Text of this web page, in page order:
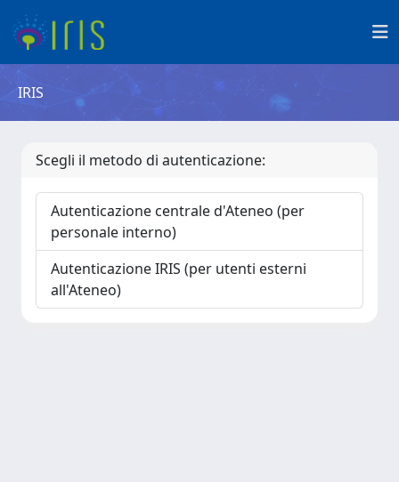
IRIS
Scegli il metodo di autenticazione:
Autenticazione centrale d'Ateneo (per
personale interno)
Autenticazione IRIS (per utenti esterni
all'Ateneo)